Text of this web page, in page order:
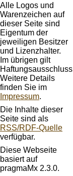
Alle Logos und
Warenzeichen auf
dieser Seite sind
Eigentum der
jeweiligen Besitzer
und Lizenzhalter.
Im übrigen gilt
Weitere Details
finden Sie im
Impressum.
Die Inhalte dieser
Seite sind als
RSS/RDF-Quelle
verfügbar.
Diese Webseite
basiert auf
pragmaMx 2.3.0.